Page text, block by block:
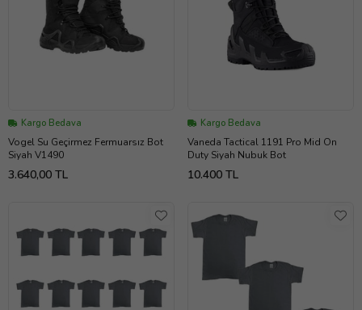
Kargo Bedava
Vogel Su Geçirmez Fermuarsız Bot
Siyah V1490
3.640,00 TL
Kargo Bedava
Vaneda Tactical 1191 Pro Mid On
Duty Siyah Nubuk Bot
10.400 TL